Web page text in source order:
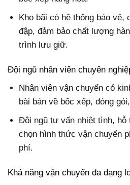
Kho bãi có hệ thống bảo vệ,
đập, đảm bảo chất lượng
trình lưu giữ.
Đội ngũ nhân viên chuyên
Nhân viên vận chuyển có
bài bản về bốc xếp, đóng
Đội ngũ tư vấn nhiệt tình, hỗ
chọn hình thức vận chuyển
phí.
Khả năng vận chuyển đa dạng